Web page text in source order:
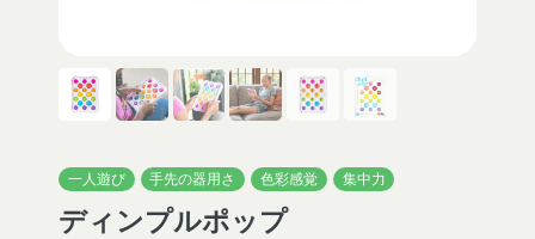
一人遊び 手先の器用さ 色彩感覚 集中力
ディンプルポップ